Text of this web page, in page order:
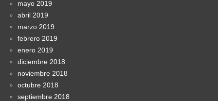
mayo 2019
abril 2019
marzo 2019
febrero 2019
enero 2019
diciembre 2018
noviembre 2018
octubre 2018
septiembre 2018